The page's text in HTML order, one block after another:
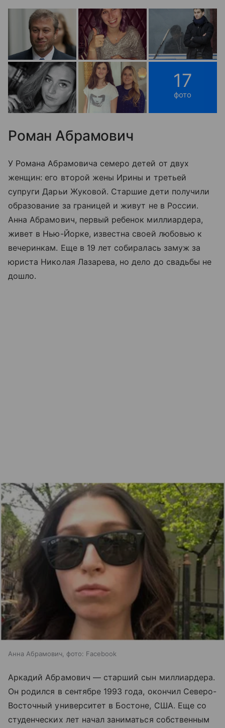
17
фото
Роман Абрамович
У Романа Абрамовича семеро детей от двух
женщин: его второй жены Ирины и третьей
супруги Дарьи Жуковой. Старшие дети получили
образование за границей и живут не в России.
Анна Абрамович, первый ребенок миллиардера,
живет в Нью-Йорке, известна своей любовью к
вечеринкам. Еще в 19 лет собиралась замуж за
юриста Николая Лазарева, но дело до свадьбы не
дошло.
Анна Абрамович, фото: Facebook
Аркадий Абрамович — старший сын миллиардера.
Он родился в сентябре 1993 года, окончил Северо-
Восточный университет в Бостоне, США. Еще со
студенческих лет начал заниматься собственным